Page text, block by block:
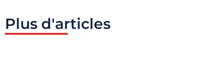
Plus d'articles